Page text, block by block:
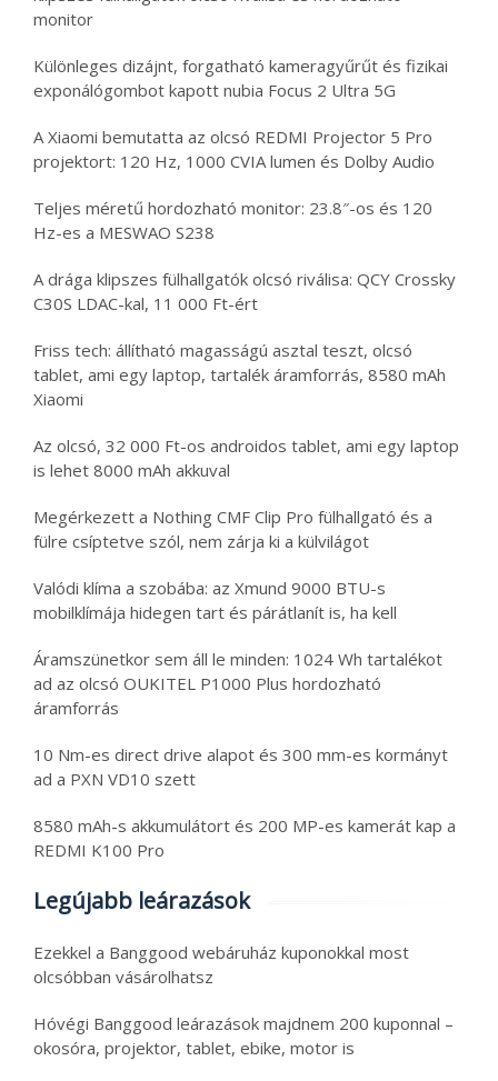
monitor
Különleges dizájnt, forgatható kameragyűrűt és fizikai
exponálógombot kapott nubia Focus 2 Ultra 5G
A Xiaomi bemutatta az olcsó REDMI Projector 5 Pro
projektort: 120 Hz, 1000 CVIA lumen és Dolby Audio
Teljes méretű hordozható monitor: 23.8″-os és 120
Hz-es a MESWAO S238
A drága klipszes fülhallgatók olcsó riválisa: QCY Crossky
C30S LDAC-kal, 11 000 Ft-ért
Friss tech: állítható magasságú asztal teszt, olcsó
tablet, ami egy laptop, tartalék áramforrás, 8580 mAh
Xiaomi
Az olcsó, 32 000 Ft-os androidos tablet, ami egy laptop
is lehet 8000 mAh akkuval
Megérkezett a Nothing CMF Clip Pro fülhallgató és a
fülre csíptetve szól, nem zárja ki a külvilágot
Valódi klíma a szobába: az Xmund 9000 BTU-s
mobilklímája hidegen tart és párátlanít is, ha kell
Áramszünetkor sem áll le minden: 1024 Wh tartalékot
ad az olcsó OUKITEL P1000 Plus hordozható
áramforrás
10 Nm-es direct drive alapot és 300 mm-es kormányt
ad a PXN VD10 szett
8580 mAh-s akkumulátort és 200 MP-es kamerát kap a
REDMI K100 Pro
Legújabb leárazások
Ezekkel a Banggood webáruház kuponokkal most
olcsóbban vásárolhatsz
Hóvégi Banggood leárazások majdnem 200 kuponnal –
okosóra, projektor, tablet, ebike, motor is